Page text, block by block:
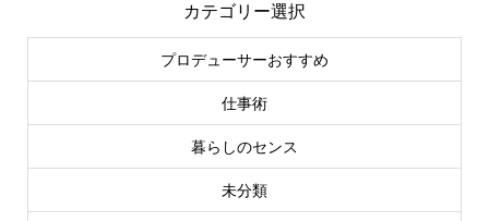
カテゴリー選択
プロデューサーおすすめ
仕事術
暮らしのセンス
未分類